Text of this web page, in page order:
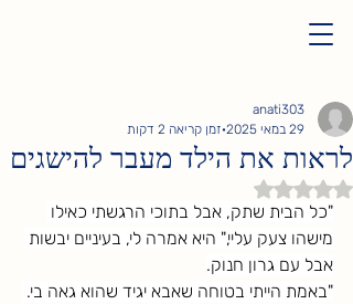
לראות את הילד מעבר להישגים
anati303
29 במאי 2025
זמן קריאה 2 דקות
דירוג של NaN מתוך 5 כוכבים
"כל הבית שתק, אבל בתוכי הרגשתי כאילו
מישהו צעק עליי," היא אמרה לי, בעיניים יבשות
אבל עם גרון חנוק.
"באמת הייתי בטוחה שאבא יגיד שהוא גאה בי.